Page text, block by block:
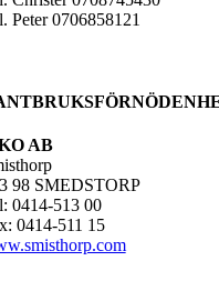
Peter 0706858121
AB
98 SMEDSTORP
0414-513 00
0414-511 15